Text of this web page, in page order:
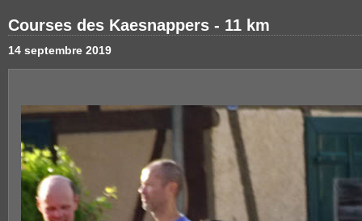
Courses des Kaesnappers - 11 km
14 septembre 2019